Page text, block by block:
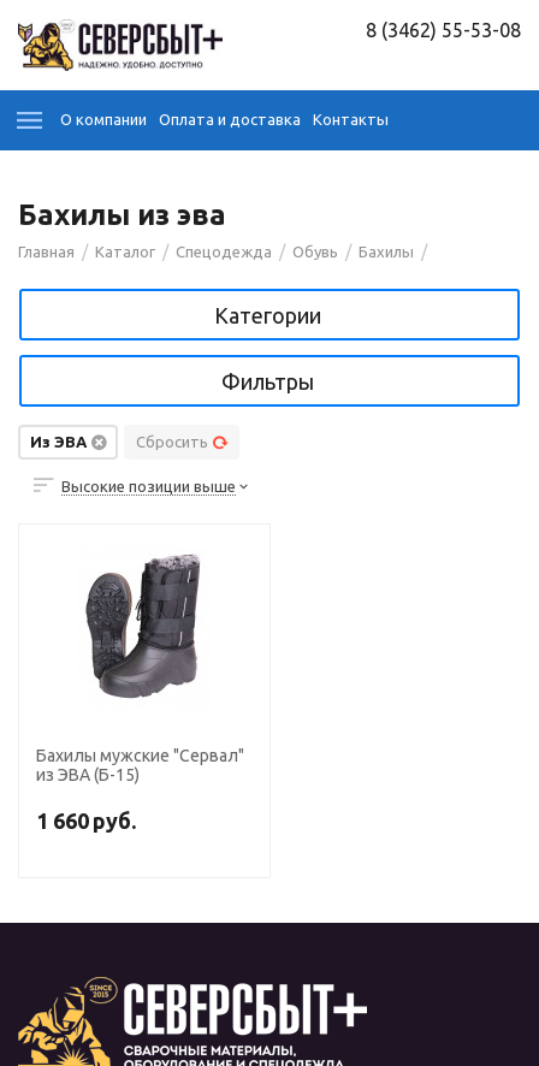
8 (3462) 55-53-08
О компании Оплата и доставка Контакты
Бахилы из эва
Главная / Каталог / Спецодежда / Обувь / Бахилы /
Категории
Фильтры
Из ЭВА Сбросить
Высокие позиции выше
Бахилы мужские "Сервал"
из ЭВА (Б-15)
1 660 руб.